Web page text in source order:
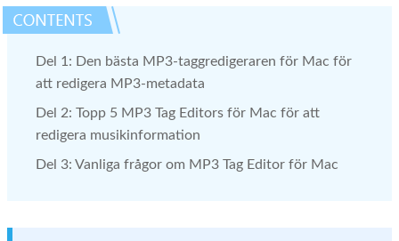
Del 1: Den bästa MP3-taggredigeraren för Mac för
att redigera MP3-metadata
Del 2: Topp 5 MP3 Tag Editors för Mac för att
redigera musikinformation
Del 3: Vanliga frågor om MP3 Tag Editor för Mac